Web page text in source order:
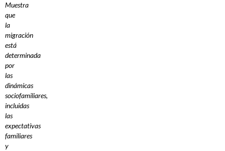
Muestra
que
la
migración
está
determinada
por
las
dinámicas
sociofamiliares,
incluidas
las
expectativas
familiares
y